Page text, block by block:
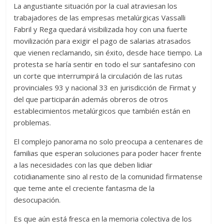
La angustiante situación por la cual atraviesan los
trabajadores de las empresas metalúrgicas Vassalli
Fabril y Rega quedará visibilizada hoy con una fuerte
movilización para exigir el pago de salarias atrasados
que vienen reclamando, sin éxito, desde hace tiempo. La
protesta se haría sentir en todo el sur santafesino con
un corte que interrumpirá la circulación de las rutas
provinciales 93 y nacional 33 en jurisdicción de Firmat y
del que participarán además obreros de otros
establecimientos metalúrgicos que también están en
problemas.
El complejo panorama no solo preocupa a centenares de
familias que esperan soluciones para poder hacer frente
a las necesidades con las que deben lidiar
cotidianamente sino al resto de la comunidad firmatense
que teme ante el creciente fantasma de la
desocupación.
Es que aún está fresca en la memoria colectiva de los